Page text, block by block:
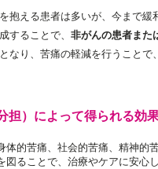
抱える患者は多いが、今まで
することで、 非がんの患者また
なり、苦痛の軽減を行うこと
担）によって得られる効
体的苦痛、社会的苦痛、精神的
図ることで、治療やケアに安心